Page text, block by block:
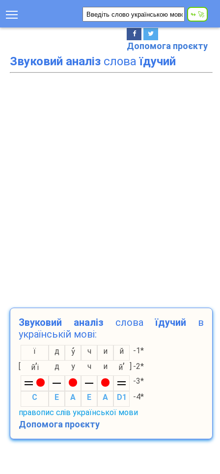
Допомога проєкту
Звуковий аналіз словаїдучий
Звуковий аналіз словаїдучий в
українській мові:
ї д у ч и й
-1*
[
й’і д у ч и й’ ] -2*
-3*
С
E A E A D1
-4*
правопис слів української мови
Допомога проєкту